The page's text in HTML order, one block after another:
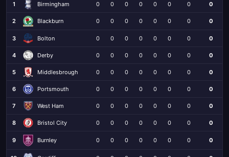
1 Birmingham 0 0 0 0 0 0 0 0
2 Blackburn 0 0 0 0 0 0 0 0
3 Bolton 0 0 0 0 0 0 0 0
4 Derby 0 0 0 0 0 0 0 0
5 Middlesbrough 0 0 0 0 0 0 0 0
6 Portsmouth 0 0 0 0 0 0 0 0
7 West Ham 0 0 0 0 0 0 0 0
8 Bristol City 0 0 0 0 0 0 0 0
9 Burnley 0 0 0 0 0 0 0 0